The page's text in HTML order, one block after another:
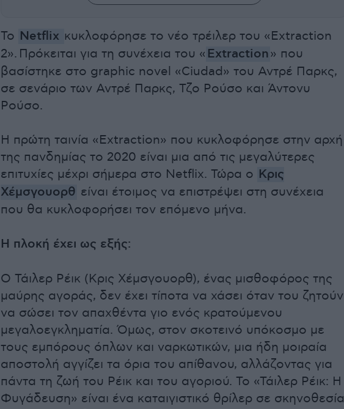
Το Netflix κυκλοφόρησε το νέο τρέιλερ του «Extraction
2». Πρόκειται για τη συνέχεια του « Extraction» που
βασίστηκε στο graphic novel «Ciudad» του Αντρέ Παρκς,
σε σενάριο των Αντρέ Παρκς, Τζο Ρούσο και Άντονυ
Ρούσο.
Η πρώτη ταινία «Extraction» που κυκλοφόρησε στην αρχή
της πανδημίας το 2020 είναι μια από τις μεγαλύτερες
επιτυχίες μέχρι σήμερα στο Netflix. Τώρα ο Κρις
Χέμσγουορθ είναι έτοιμος να επιστρέψει στη συνέχεια
που θα κυκλοφορήσει τον επόμενο μήνα.
Η πλοκή έχει ως εξής:
Ο Τάιλερ Ρέικ (Κρις Χέμσγουορθ), ένας μισθοφόρος της
μαύρης αγοράς, δεν έχει τίποτα να χάσει όταν του ζητούν
να σώσει τον απαχθέντα γιο ενός κρατούμενου
μεγαλοεγκληματία. Όμως, στον σκοτεινό υπόκοσμο με
τους εμπόρους όπλων και ναρκωτικών, μια ήδη μοιραία
αποστολή αγγίζει τα όρια του απίθανου, αλλάζοντας για
πάντα τη ζωή του Ρέικ και του αγοριού. Το «Τάιλερ Ρέικ: Η
Φυγάδευση» είναι ένα καταιγιστικό θρίλερ σε σκηνοθεσία